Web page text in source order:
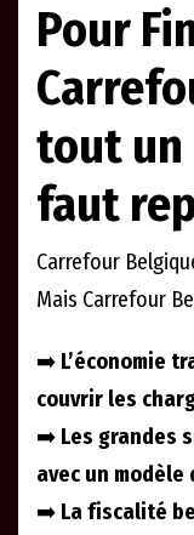
Pour
tout un
faut
Carrefour
Mais Carrefour
➡️ L’économie
couvrir les
➡️ Les grandes
avec un modèle
➡️ La fiscalité